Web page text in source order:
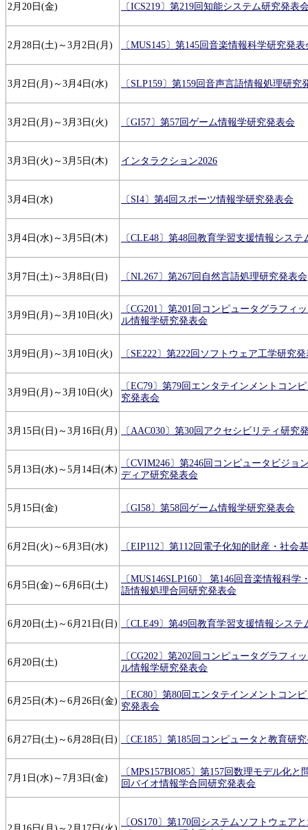
2月20日(金) 〔ICS219〕第219回知能システム研究発表
2月28日(土)～3月2日(月) 〔MUS145〕第145回音楽情報科学研究発表
3月2日(月)～3月4日(水) 〔SLP159〕第159回音声言語情報処理研究
3月2日(月)～3月3日(火) 〔GI57〕第57回ゲーム情報学研究発表会
3月3日(火)～3月5日(木) インタラクション2026
3月4日(水) 〔SI4〕第4回スポーツ情報学研究発表会
3月4日(水)～3月5日(木) 〔CLE48〕第48回教育学習支援情報システ
3月7日(土)～3月8日(日) 〔NL267〕第267回自然言語処理研究発表会
3月9日(月)～3月10日(火)
〔CG201〕第201回コンピュータグラフィ
ル情報学研究発表会
3月9日(月)～3月10日(火) 〔SE222〕第222回ソフトウェア工学研究
3月9日(月)～3月10日(火)
〔EC79〕第79回エンタテインメントコン
究発表会
3月15日(日)～3月16日(月) 〔AAC030〕第30回アクセシビリティ研究
5月13日(水)～5月14日(木)
〔CVIM246〕第246回コンピュータビジョ
ディア研究発表会
5月15日(金) 〔GI58〕第58回ゲーム情報学研究発表会
6月2日(火)～6月3日(水) 〔EIP112〕第112回電子化知的財産・社会
6月5日(金)～6月6日(土)
〔MUS146SLP160〕 第146回音楽情報科学
語情報処理合同研究発表会
6月20日(土)～6月21日(日) 〔CLE49〕第49回教育学習支援情報システ
6月20日(土)
〔CG202〕第202回コンピュータグラフィ
ル情報学研究発表会
6月25日(木)～6月26日(金)
〔EC80〕第80回エンタテインメントコン
究発表会
6月27日(土)～6月28日(日) 〔CE185〕第185回コンピュータと教育研
7月1日(水)～7月3日(金)
〔MPS157BIO85〕第157回数理モデル化と
回バイオ情報学合同研究発表会
〔OS170〕第170回システムソフトウェア